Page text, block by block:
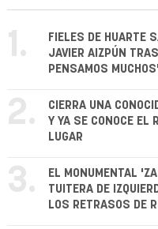
1.
FIELES DE HUARTE
JAVIER AIZPÚN
PENSAMOS
2.
CIERRA UNA
Y YA SE CONOCE EL
LUGAR
3.
EL MONUMENTAL
TUITERA DE
LOS RETRASOS DE